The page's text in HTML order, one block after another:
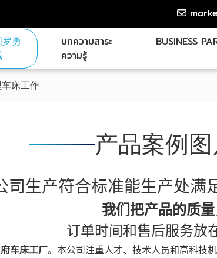
勇
บทความสาระ
ความรู้
BUSINESS
床工作
产品案例
司生产符合标准能生产处满
我们把产品的质量
订单时间和售后服务放
车床工厂。本公司注重人才、技术人员和高科技